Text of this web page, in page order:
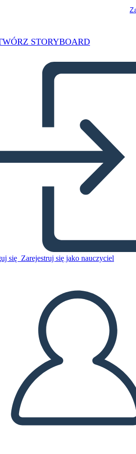
STORYBOARD
się Zarejestruj się jako nauczyciel
Porównując
Skopiuj tę scenorys
SCENORYS
PRZECZYTAJ MI